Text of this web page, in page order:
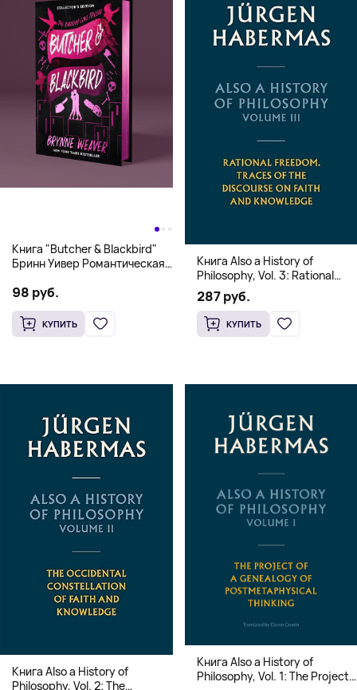
Книга "Butcher & Blackbird"
Бринн Уивер Романтическая
(18+)
98 руб.
КУПИТЬ
Книга Also a History of
Philosophy, Vol. 3: Rational
Freedom. Traces of the
Discourse on Faith and
Knowledge (Твердый
переплет)
287 руб.
КУПИТЬ
Книга Also a History of
Philosophy, Vol. 2: The
Книга Also a History of
Philosophy, Vol. 1: The Project